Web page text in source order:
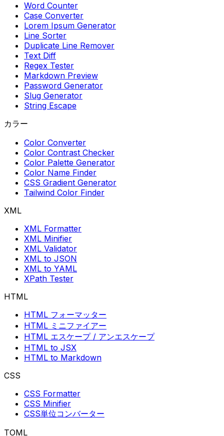
Word Counter
Case Converter
Lorem Ipsum Generator
Line Sorter
Duplicate Line Remover
Text Diff
Regex Tester
Markdown Preview
Password Generator
Slug Generator
String Escape
カラー
Color Converter
Color Contrast Checker
Color Palette Generator
Color Name Finder
CSS Gradient Generator
Tailwind Color Finder
XML
XML Formatter
XML Minifier
XML Validator
XML to JSON
XML to YAML
XPath Tester
HTML
HTML フォーマッター
HTML ミニファイアー
HTML エスケープ / アンエスケープ
HTML to JSX
HTML to Markdown
CSS
CSS Formatter
CSS Minifier
CSS単位コンバーター
TOML